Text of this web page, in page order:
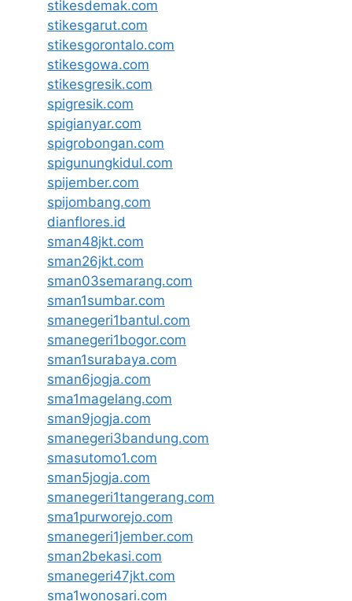
stikesdemak.com
stikesgarut.com
stikesgorontalo.com
stikesgowa.com
stikesgresik.com
spigresik.com
spigianyar.com
spigrobongan.com
spigunungkidul.com
spijember.com
spijombang.com
dianflores.id
sman48jkt.com
sman26jkt.com
sman03semarang.com
sman1sumbar.com
smanegeri1bantul.com
smanegeri1bogor.com
sman1surabaya.com
sman6jogja.com
sma1magelang.com
sman9jogja.com
smanegeri3bandung.com
smasutomo1.com
sman5jogja.com
smanegeri1tangerang.com
sma1purworejo.com
smanegeri1jember.com
sman2bekasi.com
smanegeri47jkt.com
sma1wonosari.com